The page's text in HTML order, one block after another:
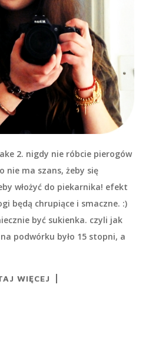
2. nigdy nie róbcie pierogów
nie ma szans, żeby się
włożyć do piekarnika! efekt
będą chrupiące i smaczne. :)
być sukienka. czyli jak
podwórku było 15 stopni, a
WIĘCEJ